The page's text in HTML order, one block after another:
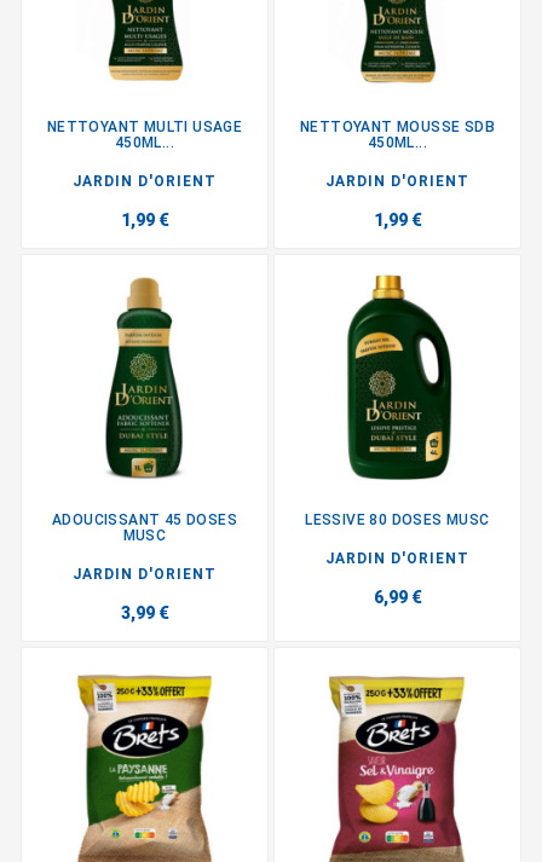
NETTOYANT MULTI USAGE
450ML...
JARDIN D'ORIENT
1,99 €
NETTOYANT MOUSSE SDB
450ML...
JARDIN D'ORIENT
1,99 €
ADOUCISSANT 45 DOSES
MUSC
JARDIN D'ORIENT
3,99 €
LESSIVE 80 DOSES MUSC
JARDIN D'ORIENT
6,99 €